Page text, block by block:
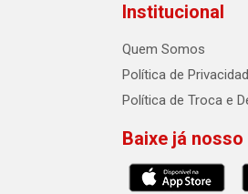
Institucional
Quem Somos
Política de
Política de Troca e
Baixe já nosso